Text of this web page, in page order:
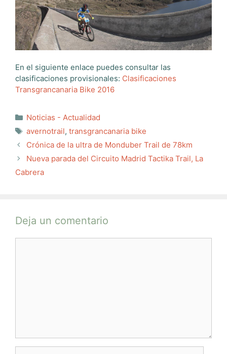
En el siguiente enlace puedes consultar las
clasificaciones provisionales: Clasificaciones
Transgrancanaria Bike 2016
Categorías
Noticias - Actualidad
Etiquetas
avernotrail, transgrancanaria bike
Crónica de la ultra de Monduber Trail de 78km
Nueva parada del Circuito Madrid Tactika Trail, La
Cabrera
Deja un comentario